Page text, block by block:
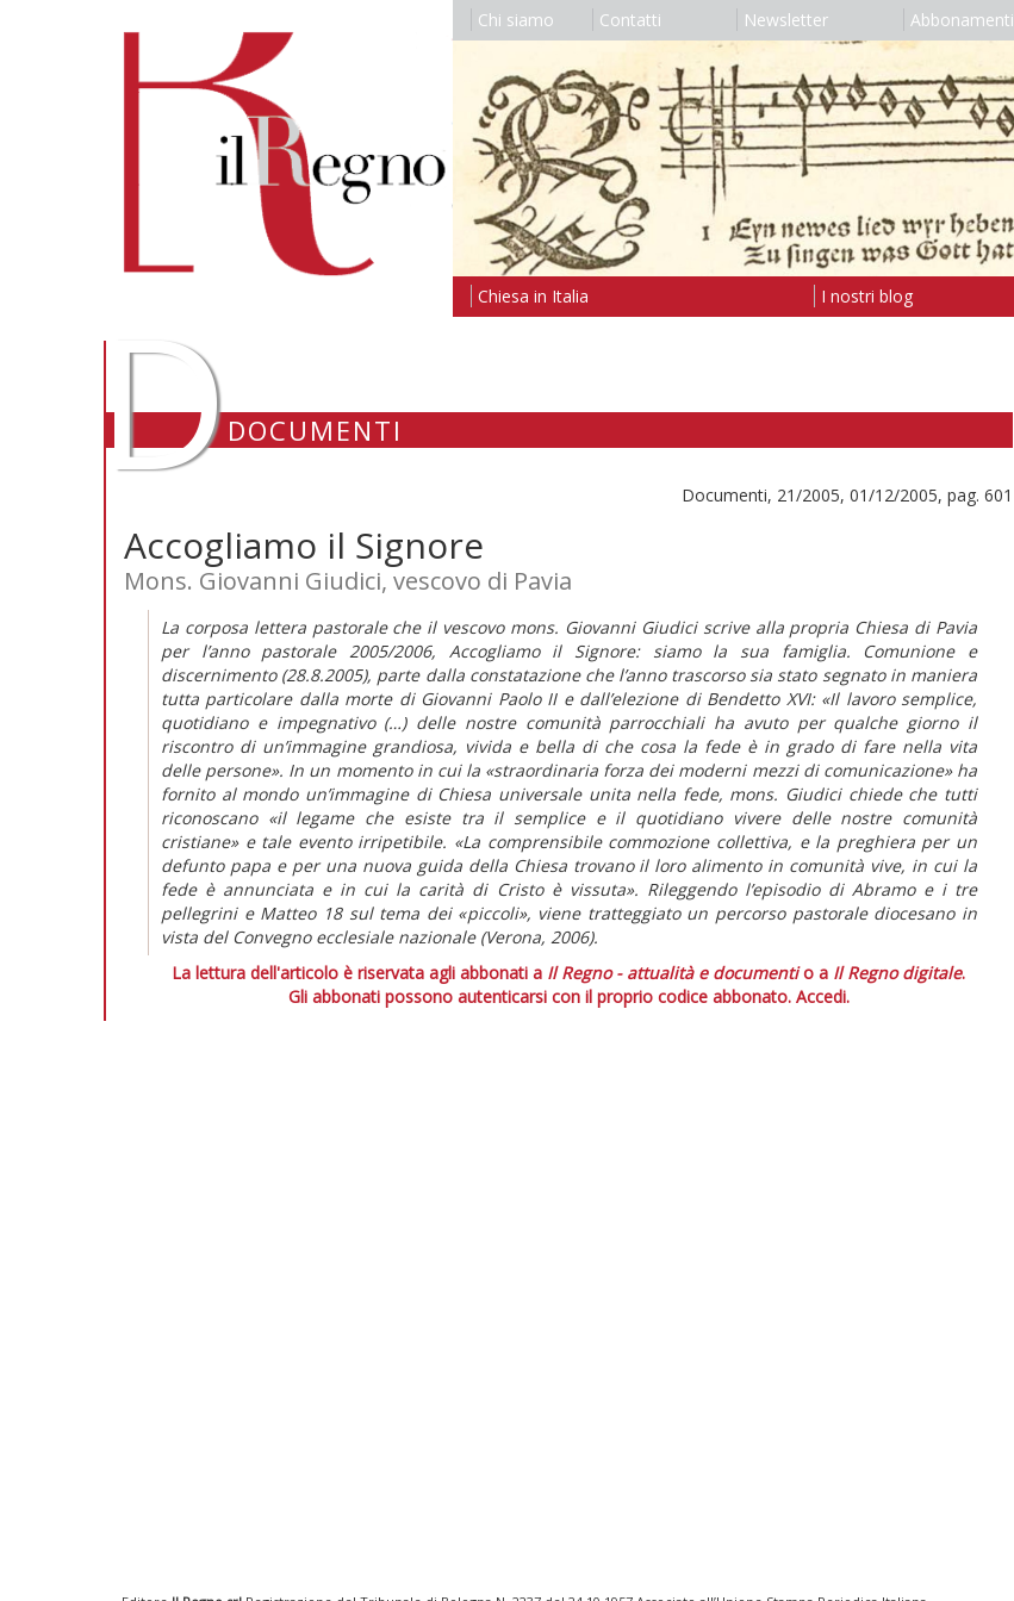
Chi siamo Contatti Newsletter Abbonamenti
Chiesa in Italia I nostri blog
DDOCUMENTI
Documenti, 21/2005, 01/12/2005, pag. 601
Accogliamo il Signore
Mons. Giovanni Giudici, vescovo di Pavia
La corposa lettera pastorale che il vescovo mons. Giovanni Giudici scrive alla propria Chiesa di Pavia
per l’anno pastorale 2005/2006, Accogliamo il Signore: siamo la sua famiglia. Comunione e
discernimento (28.8.2005), parte dalla constatazione che l’anno trascorso sia stato segnato in maniera
tutta particolare dalla morte di Giovanni Paolo II e dall’elezione di Bendetto XVI: «Il lavoro semplice,
quotidiano e impegnativo (…) delle nostre comunità parrocchiali ha avuto per qualche giorno il
riscontro di un’immagine grandiosa, vivida e bella di che cosa la fede è in grado di fare nella vita
delle persone». In un momento in cui la «straordinaria forza dei moderni mezzi di comunicazione» ha
fornito al mondo un’immagine di Chiesa universale unita nella fede, mons. Giudici chiede che tutti
riconoscano «il legame che esiste tra il semplice e il quotidiano vivere delle nostre comunità
cristiane» e tale evento irripetibile. «La comprensibile commozione collettiva, e la preghiera per un
defunto papa e per una nuova guida della Chiesa trovano il loro alimento in comunità vive, in cui la
fede è annunciata e in cui la carità di Cristo è vissuta». Rileggendo l’episodio di Abramo e i tre
pellegrini e Matteo 18 sul tema dei «piccoli», viene tratteggiato un percorso pastorale diocesano in
vista del Convegno ecclesiale nazionale (Verona, 2006).
La lettura dell'articolo è riservata agli abbonati a Il Regno - attualità e documentio a Il Regno digitale.
Gli abbonati possono autenticarsi con il proprio codice abbonato. Accedi.